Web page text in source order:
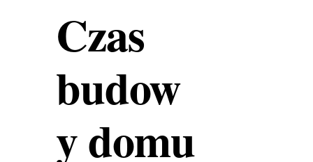
Czas
budow
y domu